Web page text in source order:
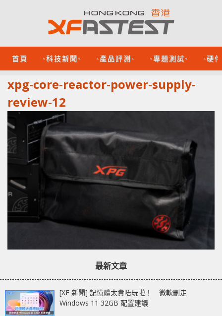
首頁 -科技新聞- -產品評測- -專題測試- -硬
xpg-core-reactor-power-supply-
review-12
最新文章
[XF 新聞] 記憶體太貴唔玩啦！ 微軟刪走
Windows 11 32GB 配置建議